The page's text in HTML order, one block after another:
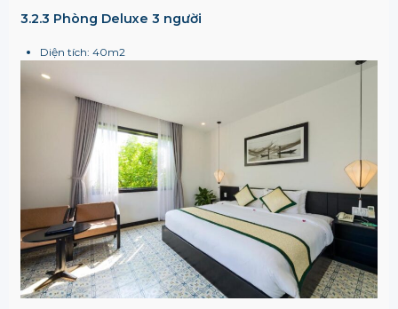
3.2.3 Phòng Deluxe 3 người
Diện tích: 40m2